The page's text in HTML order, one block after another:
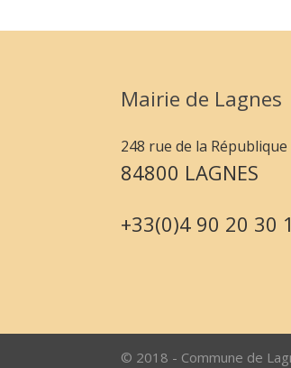
Mairie de Lagnes
248 rue de la République
84800 LAGNES
+33(0)4 90 20 30
© 2018 - Commune de